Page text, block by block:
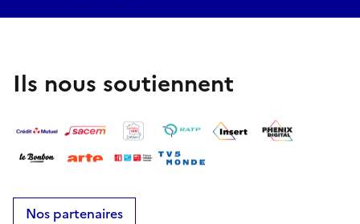
Ils nous soutiennent
Nos partenaires